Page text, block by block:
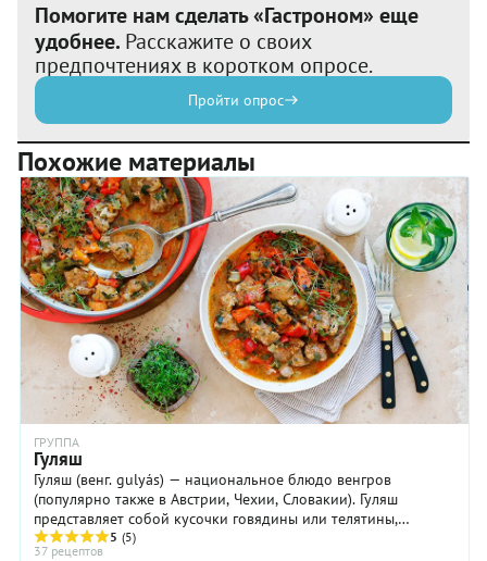
Помогите нам сделать «Гастроном» еще
удобнее. Расскажите о своих
предпочтениях в коротком опросе.
Пройти опрос
Похожие материалы
ГРУППА
Гуляш
Гуляш (венг. gulyás) — национальное блюдо венгров
(популярно также в Австрии, Чехии, Словакии). Гуляш
представляет собой кусочки говядины или телятины,
5 (5)
37 рецептов